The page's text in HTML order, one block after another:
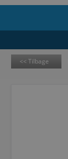
Tilbage